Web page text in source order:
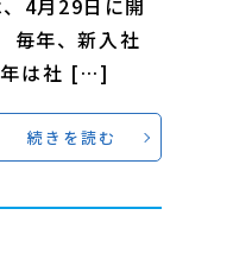
4月29日に開
毎年、新入社
年は社 […]
続きを読む